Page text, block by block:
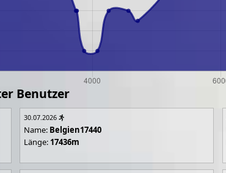
Benutzer
30.07.2026
Name: Belgien17440
Länge: 17436m